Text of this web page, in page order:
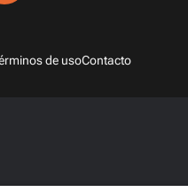
de usoContacto